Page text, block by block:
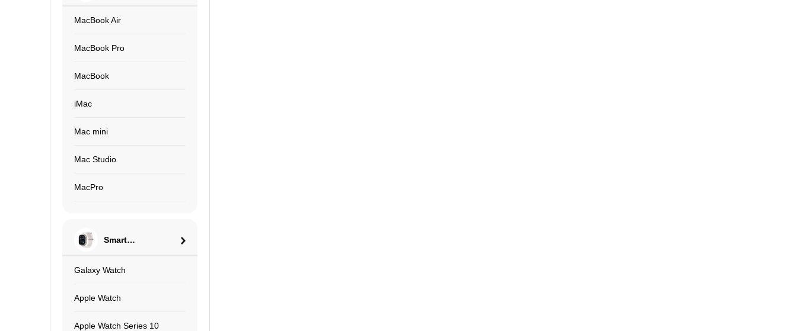
MacBook Air
MacBook Pro
MacBook
iMac
Mac mini
Mac Studio
MacPro
Smart
Galaxy Watch
Apple Watch
Apple Watch Series 10